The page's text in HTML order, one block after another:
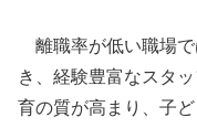
離職率が低い職場で
き、経験豊富なスタ
育の質が高まり、子